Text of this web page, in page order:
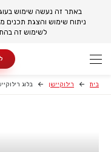
באתר זה נעשה שימוש
ניתוח שימוש והצגת
לשימוש זה
בית רילוקיישן בלוג